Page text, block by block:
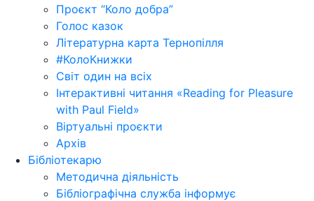
Проєкт “Коло добра”
Голос казок
Літературна карта Тернопілля
#КолоКнижки
Світ один на всіх
Інтерактивні читання «Reading for Pleasure
with Paul Field»
Віртуальні проєкти
Архів
Бібліотекарю
Методична діяльність
Бібліографічна служба інформує